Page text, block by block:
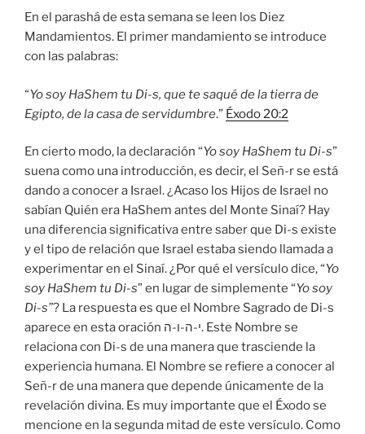
En el parashá de esta semana se leen los Diez
Mandamientos. El primer mandamiento se introduce
con las palabras:
“Yo soy HaShem tu Di-s, que te saqué de la tierra de
Egipto, de la casa de servidumbre.” Éxodo 20:2
En cierto modo, la declaración “Yo soy HaShem tu Di-s”
suena como una introducción, es decir, el Señ-r se está
dando a conocer a Israel. ¿Acaso los Hijos de Israel no
sabían Quién era HaShem antes del Monte Sinaí? Hay
una diferencia significativa entre saber que Di-s existe
y el tipo de relación que Israel estaba siendo llamada a
experimentar en el Sinaí. ¿Por qué el versículo dice, “Yo
soy HaShem tu Di-s” en lugar de simplemente “Yo soy
Di-s”? La respuesta es que el Nombre Sagrado de Di-s
aparece en esta oración י-ה-ו-ה. Este Nombre se
relaciona con Di-s de una manera que trasciende la
experiencia humana. El Nombre se refiere a conocer al
Señ-r de una manera que depende únicamente de la
revelación divina. Es muy importante que el Éxodo se
mencione en la segunda mitad de este versículo. Como